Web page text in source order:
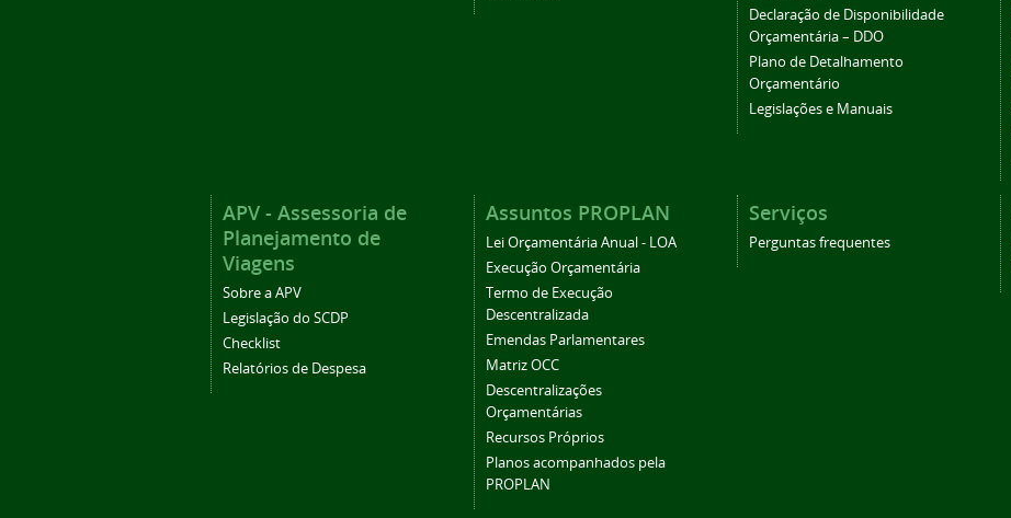
Declaração de Disponibilidade
Orçamentária – DDO
Plano de Detalhamento
Orçamentário
Legislações e Manuais
APV - Assessoria de
Planejamento de
Viagens
Sobre a APV
Legislação do SCDP
Checklist
Relatórios de Despesa
Assuntos PROPLAN
Lei Orçamentária Anual - LOA
Execução Orçamentária
Termo de Execução
Descentralizada
Emendas Parlamentares
Matriz OCC
Descentralizações
Orçamentárias
Recursos Próprios
Planos acompanhados pela
PROPLAN
Serviços
Perguntas frequentes